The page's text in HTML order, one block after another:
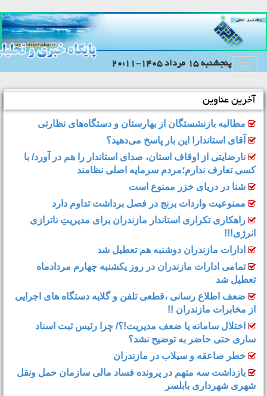
Toggleپنجشنبه 15 مرداد 1405-20:11
آخرین عناوین
مطالبه بازنشستگان از بهارستان و دستگاه‌های نظارتی
آقای استاندار! این بار پاسخ می‌دهید؟
نارضایتی از اوقاف استان، صدای استاندار را هم در آورد/ با
کسی تعارف ندارم؛مردم سرمایه اصلی نظامند
شنا در دریای خزر ممنوع است
ممنوعیت واردات برنج در فصل برداشت تداوم دارد
راهکاری تکراری استاندار مازندران برای مدیریتِ ناترازی
انرژی!!!
ادارات مازندران دوشنبه هم تعطیل شد
تمامی ادارات مازندران در روز یکشنبه چهارم مردادماه
تعطیل شد
ضعف اطلاع رسانی ،قطعی تلفن و گلایه دستگاه های اجرایی
از مخابرات مازندران !!
اختلال سامانه یا ضعف مدیریت!؟/ چرا رئیس ثبت اسناد
ساری حتی حاضر به توضیح نشد؟
خطر صاعقه و سیلاب در مازندران
بازداشت سه متهم در پرونده فساد مالی سازمان حمل‌ ونقل
شهری شهرداری بابلسر